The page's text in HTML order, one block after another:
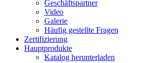
Geschäftspartner
Video
Galerie
Häufig gestellte Fragen
Zertifizierung
Hauptprodukte
Katalog herunterladen